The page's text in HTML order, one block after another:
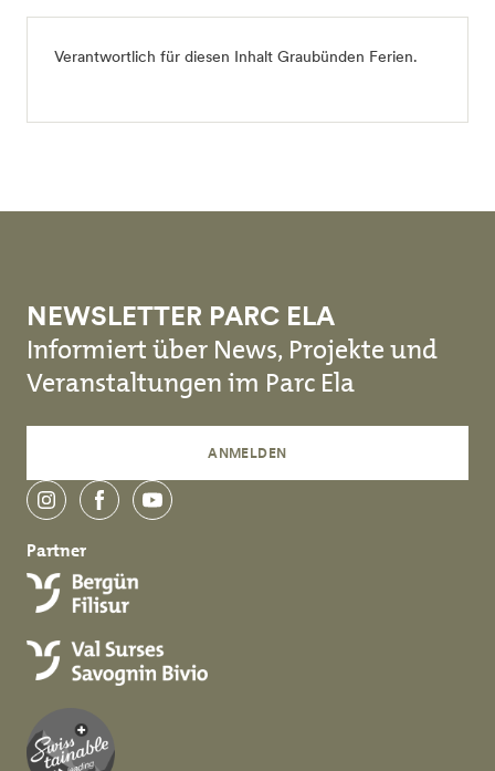
Verantwortlich für diesen Inhalt Graubünden Ferien.
NEWSLETTER PARC ELA
Informiert über News, Projekte und
Veranstaltungen im Parc Ela
ANMELDEN
instagramfacebookyoutube
Partner